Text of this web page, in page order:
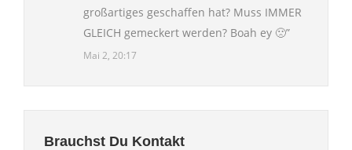
großartiges geschaffen hat? Muss IMMER
GLEICH gemeckert werden? Boah ey 🙁”
Mai 2, 20:17
Brauchst Du Kontakt